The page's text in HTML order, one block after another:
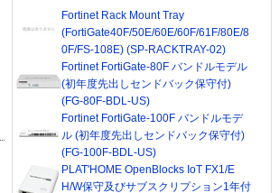
Fortinet Rack Mount Tray
(FortiGate40F/50E/60E/60F/61F/80E/8
0F/FS-108E) (SP-RACKTRAY-02)
Fortinet FortiGate-80F バンドルモデル
(初年度先出しセンドバック保守付)
(FG-80F-BDL-US)
Fortinet FortiGate-100F バンドルモデ
ル (初年度先出しセンドバック保守付)
(FG-100F-BDL-US)
PLAT'HOME OpenBlocks IoT FX1/E
H/W保守及びサブスクリプション1年付